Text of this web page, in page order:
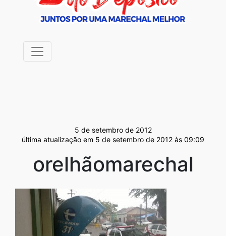
5 de setembro de 2012
última atualização em 5 de setembro de 2012 às 09:09
orelhãomarechal